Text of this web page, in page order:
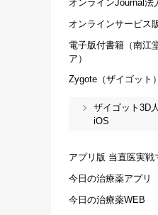
オンラインJournal法
オンラインサービス
電子版付書籍（南江
ア）
Zygote（ザイゴット）
ザイゴット3D
iOS
アプリ版 当直医実戦
今日の治療薬アプリ
今日の治療薬WEB